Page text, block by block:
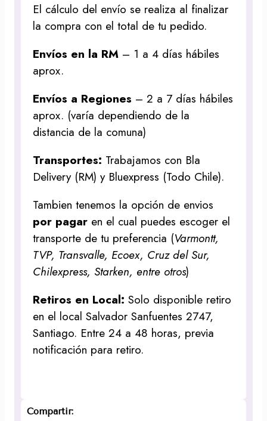
El cálculo del envío se realiza al finalizar
la compra con el total de tu pedido.
Envíos en la RM – 1 a 4 días hábiles
aprox.
Envíos a Regiones – 2 a 7 días hábiles
aprox. (varía dependiendo de la
distancia de la comuna)
Transportes: Trabajamos con Bla
Delivery (RM) y Bluexpress (Todo Chile).
Tambien tenemos la opción de envios
por pagar en el cual puedes escoger el
transporte de tu preferencia (Varmontt,
TVP, Transvalle, Ecoex, Cruz del Sur,
Chilexpress, Starken, entre otros)
Retiros en Local:Solo disponible retiro
en el local Salvador Sanfuentes 2747,
Santiago. Entre 24 a 48 horas, previa
notificación para retiro.
Compartir: